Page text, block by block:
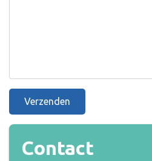
Verzenden
Contact